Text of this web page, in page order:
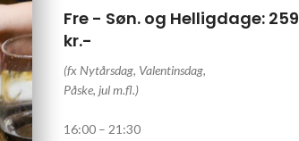
Fre - Søn. og Helligdage: 259
kr.-
(fx Nytårsdag, Valentinsdag,
Påske, jul m.fl.)
16:00 – 21:30